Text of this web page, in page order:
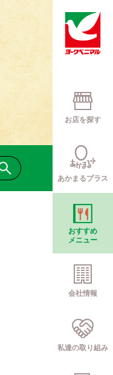
お店を探す
あかまるプラス
おすすめ
メニュー
会社情報
私達の取り組み